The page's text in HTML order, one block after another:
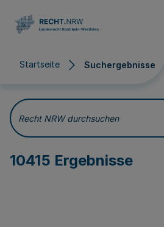
Startseite Suchergebnisse
Suchergebnisse
Recht NRW durchsuchen
10415 Ergebnisse